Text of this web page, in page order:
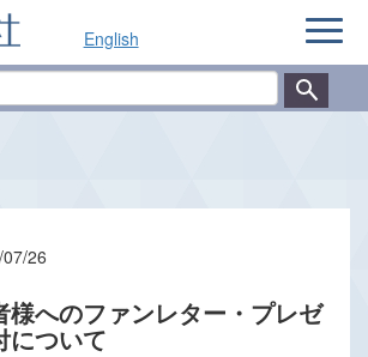
English
品
ナ
ゲ
26
様へのファンレター・プレゼ
について